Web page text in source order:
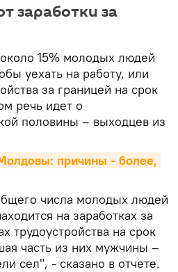
заработки за
15% молодых людей
уехать на работу, или
за границей на срок
речь идет о
половины – выходцев из
причины - более,
числа молодых людей
на заработках за
трудоустройства на срок
часть из них мужчины –
сел", - сказано в отчете.